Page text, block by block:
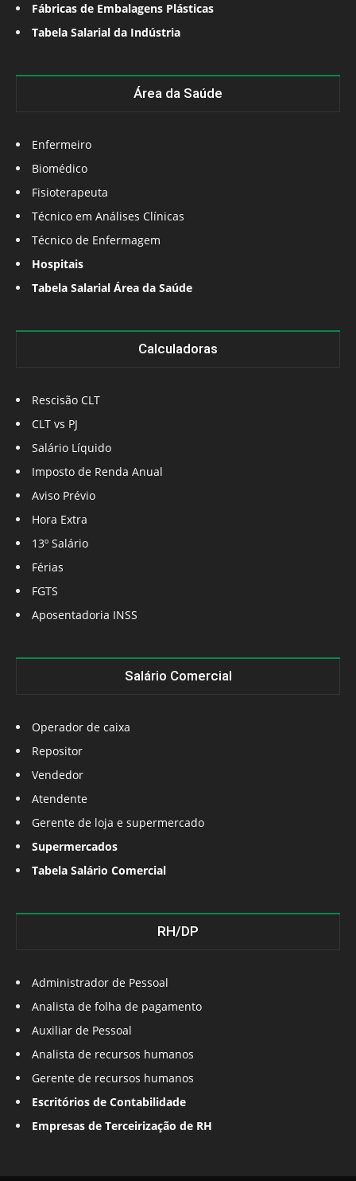
Fábricas de Embalagens Plásticas
Tabela Salarial da Indústria
Área da Saúde
Enfermeiro
Biomédico
Fisioterapeuta
Técnico em Análises Clínicas
Técnico de Enfermagem
Hospitais
Tabela Salarial Área da Saúde
Calculadoras
Rescisão CLT
CLT vs PJ
Salário Líquido
Imposto de Renda Anual
Aviso Prévio
Hora Extra
13º Salário
Férias
FGTS
Aposentadoria INSS
Salário Comercial
Operador de caixa
Repositor
Vendedor
Atendente
Gerente de loja e supermercado
Supermercados
Tabela Salário Comercial
RH/DP
Administrador de Pessoal
Analista de folha de pagamento
Auxiliar de Pessoal
Analista de recursos humanos
Gerente de recursos humanos
Escritórios de Contabilidade
Empresas de Terceirização de RH